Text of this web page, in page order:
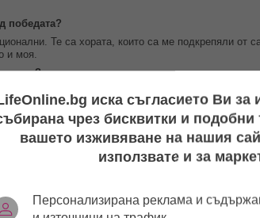
победата?
Те са хората, които са ме подкрепяли от
и моя.
думи?
който те вдъхновява?
иска съгласието Ви
чрез бисквитки и
вашето изживяване на нашия
използвате и за
Персонализирана реклама и